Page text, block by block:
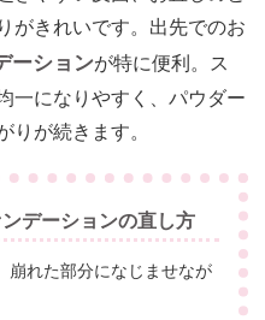
がきれいです。出先でのお
ーションが特に便利。ス
一になりやすく、パウダー
りが続きます。
デーションの直し方
れた部分になじませなが